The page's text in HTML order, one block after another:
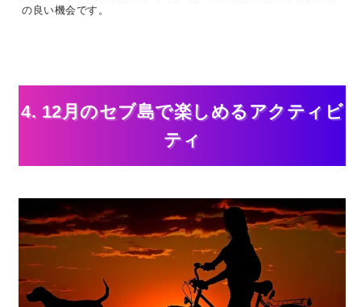
の良い機会です。
4. 12月のセブ島で楽しめるアクティビ
ティ